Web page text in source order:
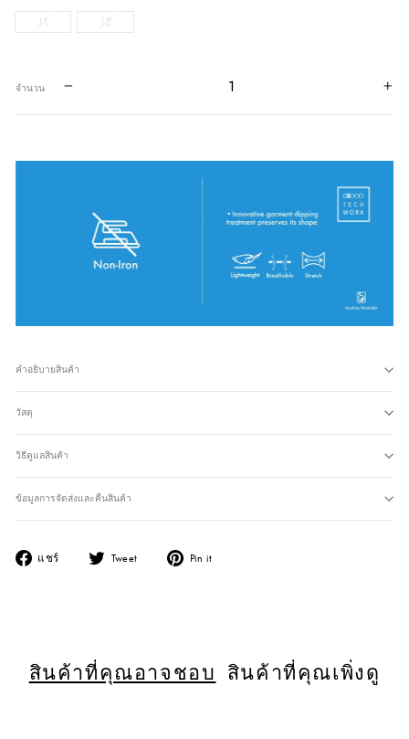
11 12
จำนวน − +
คำอธิบายสินค้า
วัสดุ
วิธีดูแลสินค้า
ข้อมูลการจัดส่งและคืนสินค้า
แชร์ แชร์ไปยัง Facebook
Tweet แชร์ไปยัง Twitter
Pin it
สินค้าที่คุณอาจชอบ สินค้าที่คุณเพิ่งดู